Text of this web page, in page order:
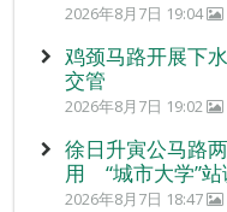
2026年8月7日 19:04
鸡颈马路开展下
交管
2026年8月7日 19:02
徐日升寅公马路
用 “城市大学”
2026年8月7日 18:47